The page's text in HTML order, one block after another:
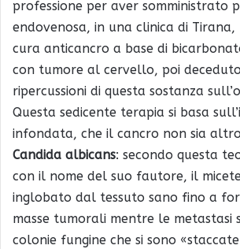
professione per aver somministrato
endovenosa, in una clinica di
cura anticancro a base di
con tumore al cervello, poi
ripercussioni di questa sostanza
Questa sedicente terapia si basa
infondata, che il cancro non sia
Candida albicans: secondo questa
con il nome del suo fautore, il
inglobato dal tessuto sano fino a
masse tumorali mentre le metastasi
colonie fungine che si sono